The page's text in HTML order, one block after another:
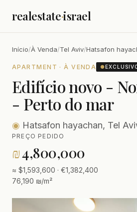
realestate·israel
Início/À Venda/Tel Aviv/Hatsafon
APARTMENT · À VENDA ●
Edifício novo -
- Perto do mar
◉ Hatsafon hayachan, Tel
PREÇO PEDIDO
₪4,800,000
≈ $1,593,600 · €1,382,400
76,190 ₪/m²